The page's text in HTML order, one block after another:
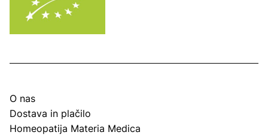
O nas
Dostava in plačilo
Homeopatija Materia Medica